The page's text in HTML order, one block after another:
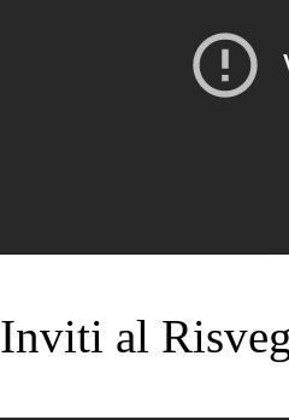
Inviti al